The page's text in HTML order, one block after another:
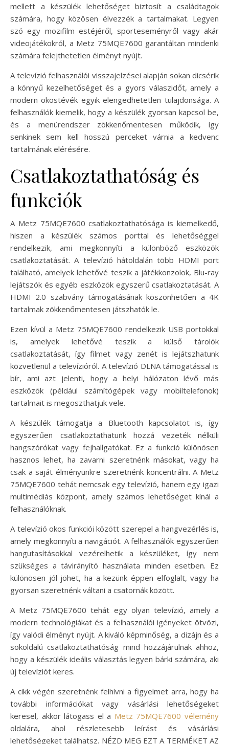
mellett a készülék lehetőséget biztosít a családtagok
számára, hogy közösen élvezzék a tartalmakat. Legyen
szó egy mozifilm estéjéről, sporteseményről vagy akár
videojátékokról, a Metz 75MQE7600 garantáltan mindenki
számára felejthetetlen élményt nyújt.
A televízió felhasználói visszajelzései alapján sokan dicsérik
a könnyű kezelhetőséget és a gyors válaszidőt, amely a
modern okostévék egyik elengedhetetlen tulajdonsága. A
felhasználók kiemelik, hogy a készülék gyorsan kapcsol be,
és a menürendszer zökkenőmentesen működik, így
senkinek sem kell hosszú perceket várnia a kedvenc
tartalmának elérésére.
Csatlakoztathatóság és
funkciók
A Metz 75MQE7600 csatlakoztathatósága is kiemelkedő,
hiszen a készülék számos porttal és lehetőséggel
rendelkezik, ami megkönnyíti a különböző eszközök
csatlakoztatását. A televízió hátoldalán több HDMI port
található, amelyek lehetővé teszik a játékkonzolok, Blu-ray
lejátszók és egyéb eszközök egyszerű csatlakoztatását. A
HDMI 2.0 szabvány támogatásának köszönhetően a 4K
tartalmak zökkenőmentesen játszhatók le.
Ezen kívül a Metz 75MQE7600 rendelkezik USB portokkal
is, amelyek lehetővé teszik a külső tárolók
csatlakoztatását, így filmet vagy zenét is lejátszhatunk
közvetlenül a televízióról. A televízió DLNA támogatással is
bír, ami azt jelenti, hogy a helyi hálózaton lévő más
eszközök (például számítógépek vagy mobiltelefonok)
tartalmait is megoszthatjuk vele.
A készülék támogatja a Bluetooth kapcsolatot is, így
egyszerűen csatlakoztathatunk hozzá vezeték nélküli
hangszórókat vagy fejhallgatókat. Ez a funkció különösen
hasznos lehet, ha zavarni szeretnénk másokat, vagy ha
csak a saját élményünkre szeretnénk koncentrálni. A Metz
75MQE7600 tehát nemcsak egy televízió, hanem egy igazi
multimédiás központ, amely számos lehetőséget kínál a
felhasználóknak.
A televízió okos funkciói között szerepel a hangvezérlés is,
amely megkönnyíti a navigációt. A felhasználók egyszerűen
hangutasításokkal vezérelhetik a készüléket, így nem
szükséges a távirányító használata minden esetben. Ez
különösen jól jöhet, ha a kezünk éppen elfoglalt, vagy ha
gyorsan szeretnénk váltani a csatornák között.
A Metz 75MQE7600 tehát egy olyan televízió, amely a
modern technológiákat és a felhasználói igényeket ötvözi,
így valódi élményt nyújt. A kiváló képminőség, a dizájn és a
sokoldalú csatlakoztathatóság mind hozzájárulnak ahhoz,
hogy a készülék ideális választás legyen bárki számára, aki
új televíziót keres.
A cikk végén szeretnénk felhívni a figyelmet arra, hogy ha
további információkat vagy vásárlási lehetőségeket
keresel, akkor látogass el a Metz 75MQE7600 vélemény
oldalára, ahol részletesebb leírást és vásárlási
lehetőségeket találhatsz. NÉZD MEG EZT A TERMÉKET AZ